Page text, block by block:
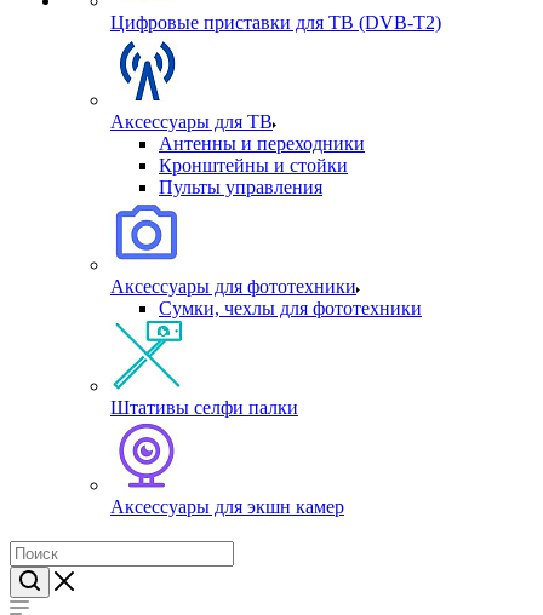
Цифровые приставки для ТВ (DVB-T2)
Аксессуары для ТВ
Антенны и переходники
Кронштейны и стойки
Пульты управления
Аксессуары для фототехники
Сумки, чехлы для фототехники
Штативы селфи палки
Аксессуары для экшн камер